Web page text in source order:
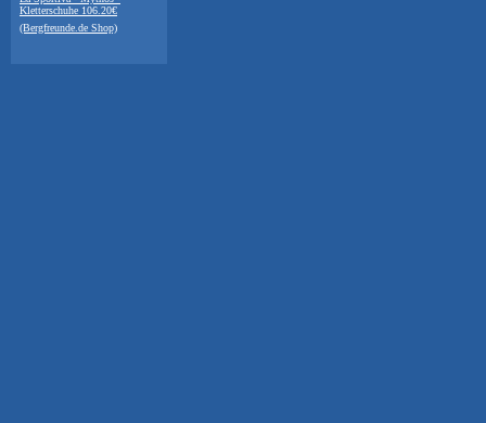
Kletterschuhe 106.20€
(Bergfreunde.de Shop)